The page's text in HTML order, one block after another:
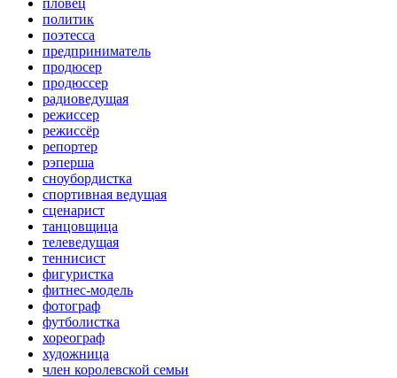
политик
поэтесса
предприниматель
продюсер
продюссер
радиоведущая
режиссер
режиссёр
репортер
рэперша
сноубордистка
спортивная ведущая
сценарист
танцовщица
телеведущая
теннисист
фигуристка
фитнес-модель
фотограф
футболистка
хореограф
художница
член королевской семьи